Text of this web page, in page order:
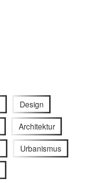
Design
Architektur
Urbanismus